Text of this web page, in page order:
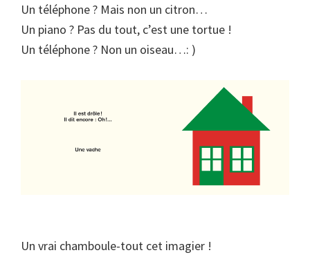
Un téléphone ? Mais non un citron…
Un piano ? Pas du tout, c’est une tortue !
Un téléphone ? Non un oiseau…: )
Un vrai chamboule-tout cet imagier !